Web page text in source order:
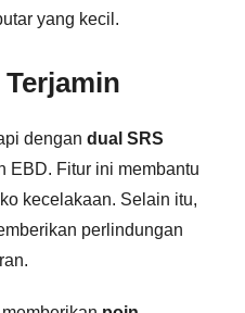
yang kecil.
dengan dual SRS
EBD. Fitur ini membantu
kecelakaan. Selain itu,
perlindungan